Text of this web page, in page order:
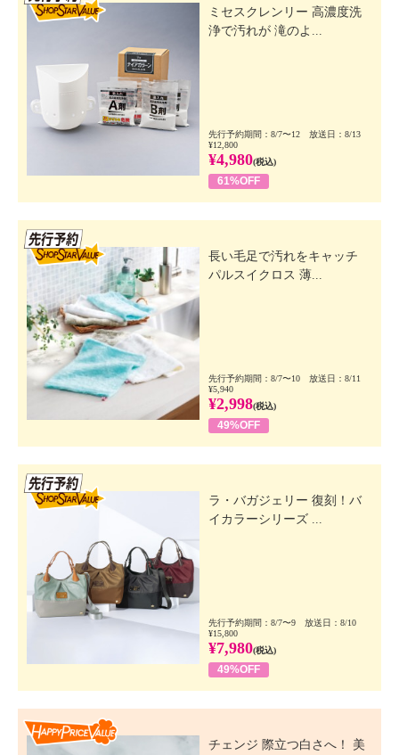
ミセスクレンリー 高濃度洗
浄で汚れが 滝のよ...
先行予約期間：8/7〜12 放送日：8/13
¥12,800
¥4,980(税込)
61%OFF
長い毛足で汚れをキャッチ
パルスイクロス 薄...
先行予約期間：8/7〜10 放送日：8/11
¥5,940
¥2,998(税込)
49%OFF
ラ・バガジェリー 復刻！バ
イカラーシリーズ ...
先行予約期間：8/7〜9 放送日：8/10
¥15,800
¥7,980(税込)
49%OFF
チェンジ 際立つ白さへ！ 美